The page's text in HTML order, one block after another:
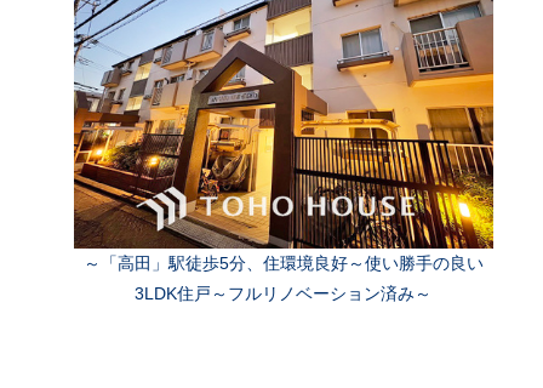
～「高田」駅徒歩5分、住環境良好～使い勝手の良い
3LDK住戸～フルリノベーション済み～